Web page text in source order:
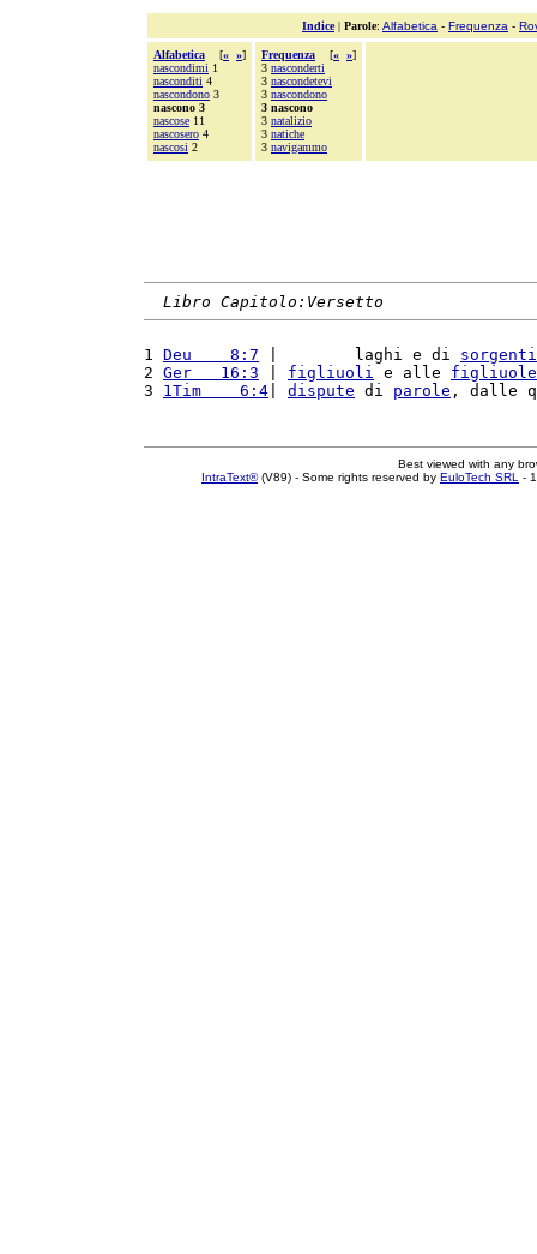
Indice| Parole: Alfabetica - Frequenza -
Alfabetica [« »]
nascondimi 1
nasconditi 4
nascondono 3
nascono 3
nascose 11
nascosero 4
nascosi 2
Frequenza [« »]
3 nasconderti
3 nascondetevi
3 nascondono
3 nascono
3 natalizio
3 natiche
3 navigammo
Libro Capitolo:Versetto
1 Deu    8:7 |        laghi e di sorgenti
2 Ger   16:3 figliuoli e alle figliuole
3 1Tim    6:4 dispute di parole , dalle
Best viewed with any
IntraText®(V89) - Some rights reserved by EuloTech SRL -